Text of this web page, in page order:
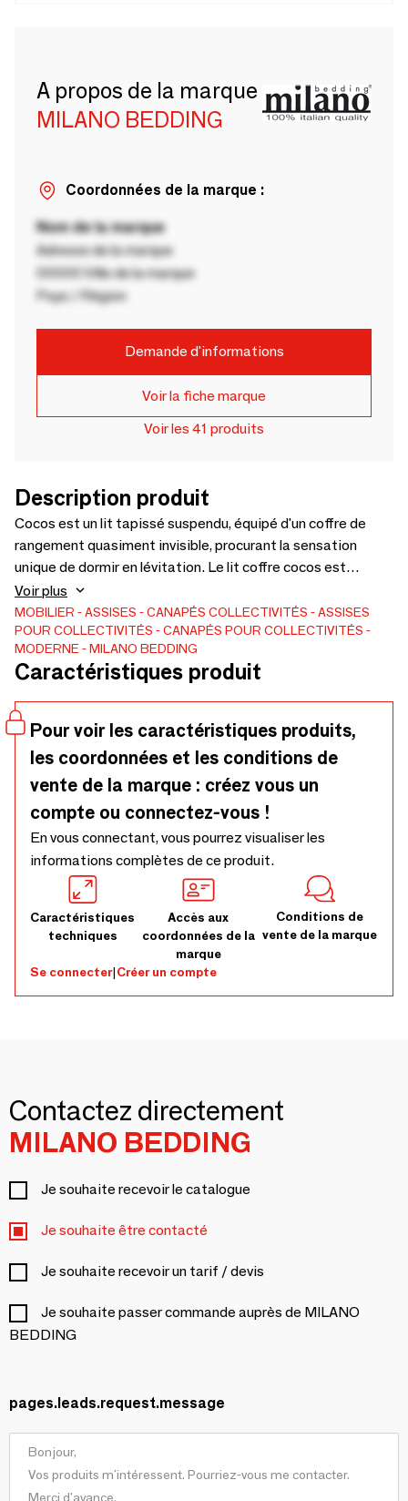
A propos de la marque
MILANO BEDDING
Coordonnées de la marque :
Nom de la marque
Adresse de la marque
00000 Ville de la marque
Pays / Région
Demande d'informations
Voir la fiche marque
Voir les 41 produits
Description produit
Cocos est un lit tapissé suspendu, équipé d'un coffre de
rangement quasiment invisible, procurant la sensation
unique de dormir en lévitation. Le lit coffre cocos est
entièrement démontable pour faciliter le transport ; il
présente une tête de lit matelassée à effet tressé, fixée à
la base par un système d’assemblage pratique à
baïonnette. Le coffre de rangement soutient le sommier à
lattes auto-adaptatives, créant ainsi un effet de
suspension pour un confort optimal. Le lit coffre Cocos est
entièrement déhoussable pour simplifier l’entretien.
Voir plus
MOBILIER ASSISES CANAPÉS COLLECTIVITÉS
ASSISES
POUR COLLECTIVITÉS
CANAPÉS POUR COLLECTIVITÉS
MODERNE
MILANO BEDDING
Caractéristiques produit
Pour voir les caractéristiques produits,
les coordonnées et les conditions de
vente de la marque : créez vous un
compte ou connectez-vous !
En vous connectant, vous pourrez visualiser les
informations complètes de ce produit.
Caractéristiques
techniques
Accès aux
coordonnées de la
marque
Conditions de
vente de la marque
Se connecter|Créer un compte
Contactez directement
MILANO BEDDING
Je souhaite recevoir le catalogue
Je souhaite être contacté
Je souhaite recevoir un tarif / devis
Je souhaite passer commande auprès de MILANO
BEDDING
pages.leads.request.message